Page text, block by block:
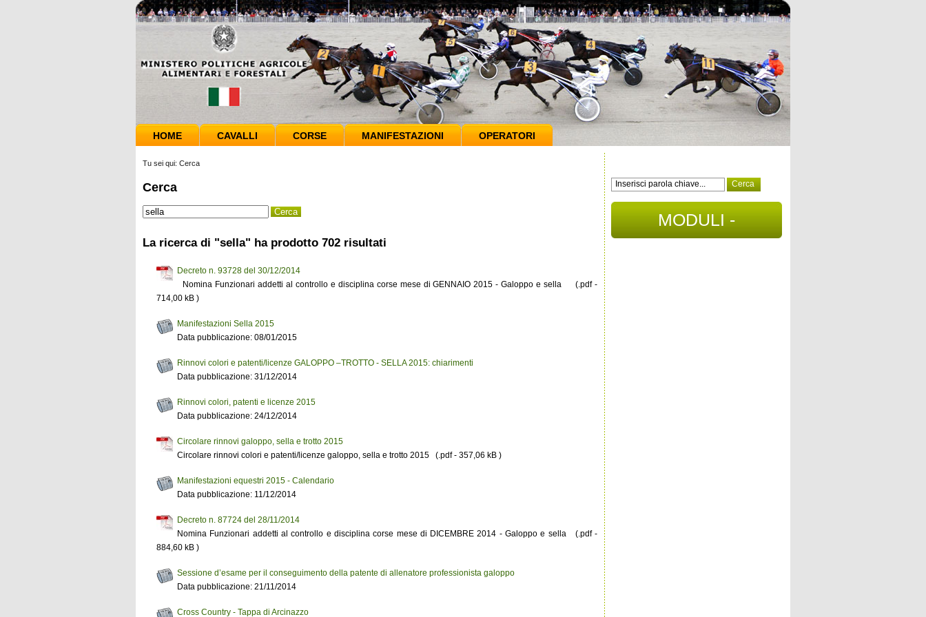
HOME CAVALLI CORSE MANIFESTAZIONI OPERATORI
Tu sei qui: Cerca
Cerca
La ricerca di "sella" ha prodotto 702 risultati
Decreto n. 93728 del 30/12/2014
Nomina Funzionari addetti al controllo e disciplina corse mese di GENNAIO 2015 - Galoppo e sella (.pdf -
714,00 kB )
Manifestazioni Sella 2015
Data pubblicazione: 08/01/2015
Rinnovi colori e patenti/licenze GALOPPO –TROTTO - SELLA 2015: chiarimenti
Data pubblicazione: 31/12/2014
Rinnovi colori, patenti e licenze 2015
Data pubblicazione: 24/12/2014
Circolare rinnovi galoppo, sella e trotto 2015
Circolare rinnovi colori e patenti/licenze galoppo, sella e trotto 2015 (.pdf - 357,06 kB )
Manifestazioni equestri 2015 - Calendario
Data pubblicazione: 11/12/2014
Decreto n. 87724 del 28/11/2014
Nomina Funzionari addetti al controllo e disciplina corse mese di DICEMBRE 2014 - Galoppo e sella (.pdf -
884,60 kB )
Sessione d’esame per il conseguimento della patente di allenatore professionista galoppo
Data pubblicazione: 21/11/2014
Cross Country - Tappa di Arcinazzo
MODULI -